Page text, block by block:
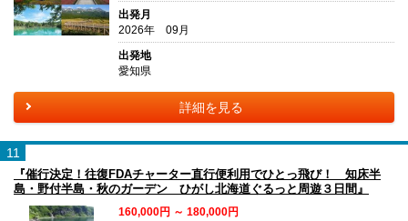
出発月
2026年 09月
出発地
愛知県
詳細を見る
11
『催行決定！往復FDAチャーター直行便利用でひとっ飛び！ 知床半
島・野付半島・秋のガーデン ひがし北海道ぐるっと周遊３日間』
160,000円 ～ 180,000円